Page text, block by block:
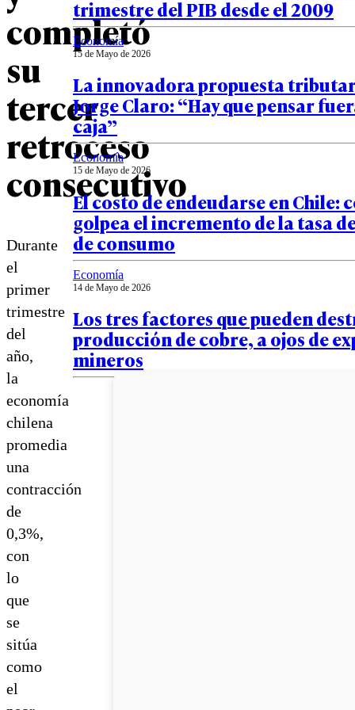
completó
su
tercer
retroceso
consecutivo
Durante
el
primer
trimestre
del
año,
la
economía
chilena
promedia
una
contracción
de
0,3%,
con
lo
que
se
sitúa
como
el
trimestre del PIB desde el 2009
Economía
15 de Mayo de 2026
La innovadora propuesta
Jorge Claro: “Hay que pensar
caja”
Economía
15 de Mayo de 2026
El costo de endeudarse en Chile:
golpea el incremento de la tasa
de consumo
Economía
14 de Mayo de 2026
Los tres factores que pueden
producción de cobre, a ojos de
mineros